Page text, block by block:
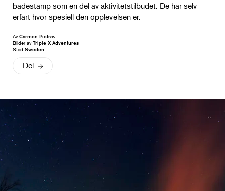
badestamp som en del av aktivitetstilbudet. De har selv
erfart hvor spesiell den opplevelsen er.
AvCarmen Pietras
Bilder avTriple X Adventures
Sted Sweden
Del